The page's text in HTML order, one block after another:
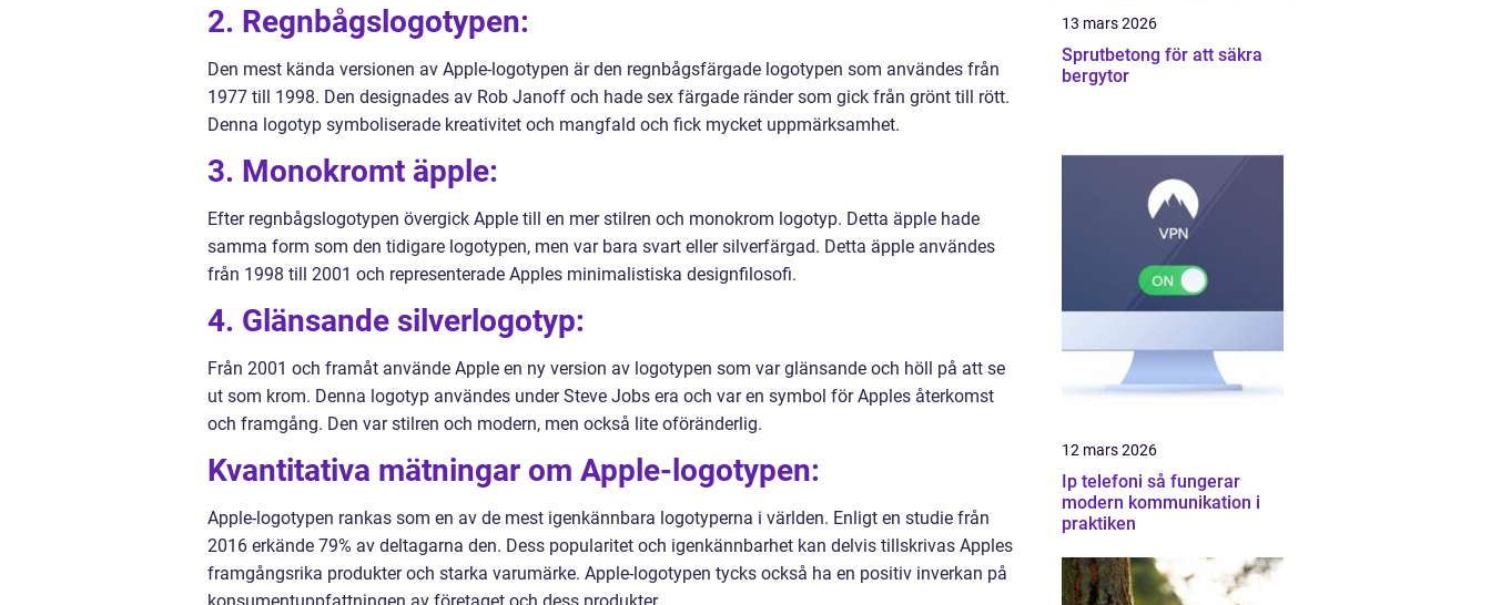
2. Regnbågslogotypen:
Den mest kända versionen av Apple-logotypen är den regnbågsfärgade logotypen som användes från
1977 till 1998. Den designades av Rob Janoff och hade sex färgade ränder som gick från grönt till rött.
Denna logotyp symboliserade kreativitet och mangfald och fick mycket uppmärksamhet.
3. Monokromt äpple:
Efter regnbågslogotypen övergick Apple till en mer stilren och monokrom logotyp. Detta äpple hade
samma form som den tidigare logotypen, men var bara svart eller silverfärgad. Detta äpple användes
från 1998 till 2001 och representerade Apples minimalistiska designfilosofi.
4. Glänsande silverlogotyp:
Från 2001 och framåt använde Apple en ny version av logotypen som var glänsande och höll på att se
ut som krom. Denna logotyp användes under Steve Jobs era och var en symbol för Apples återkomst
och framgång. Den var stilren och modern, men också lite oföränderlig.
Kvantitativa mätningar om Apple-logotypen:
Apple-logotypen rankas som en av de mest igenkännbara logotyperna i världen. Enligt en studie från
2016 erkände 79% av deltagarna den. Dess popularitet och igenkännbarhet kan delvis tillskrivas Apples
framgångsrika produkter och starka varumärke. Apple-logotypen tycks också ha en positiv inverkan på
13 mars 2026
Sprutbetong för att säkra
bergytor
12 mars 2026
Ip telefoni så fungerar
modern kommunikation i
praktiken